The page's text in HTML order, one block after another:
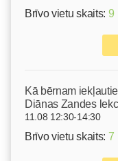
Brīvo vietu skaits: 9
Kā bērnam
Diānas Zandes
11.08 12:30-14:30
Brīvo vietu skaits: 7